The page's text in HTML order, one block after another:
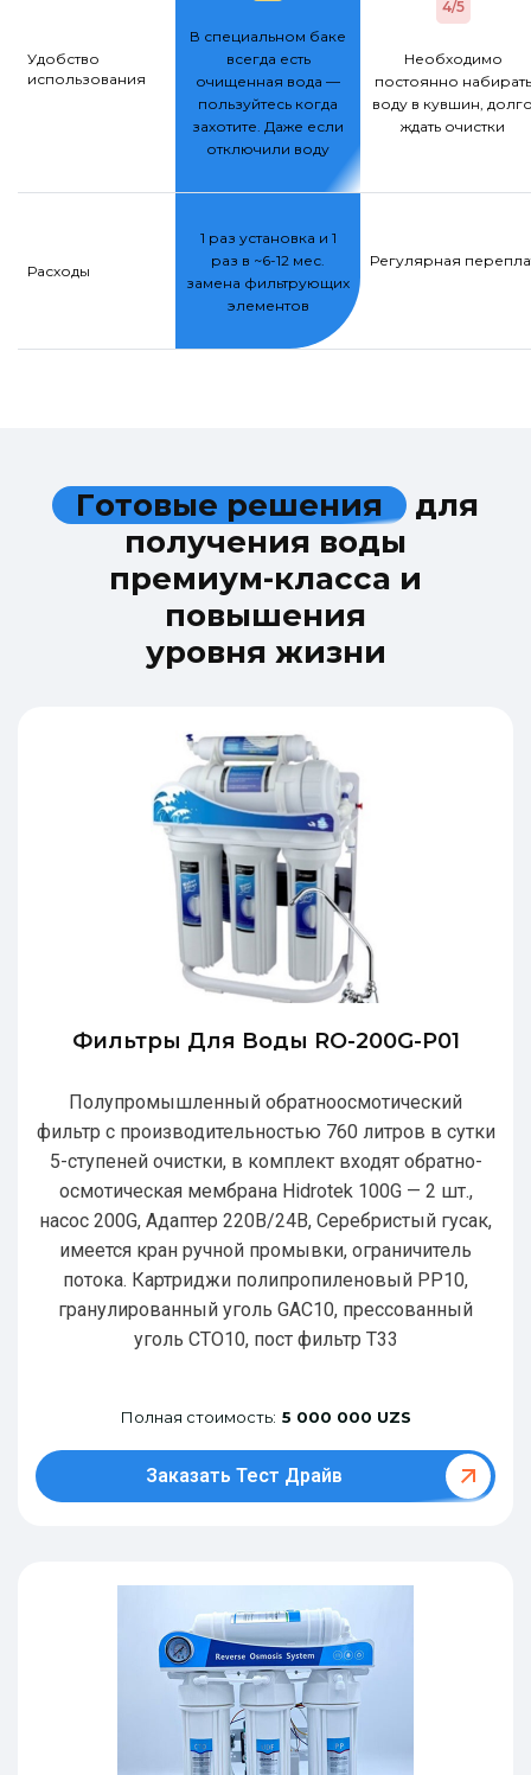
Удобство
использования
В специальном баке
всегда есть
очищенная вода —
пользуйтесь когда
захотите. Даже если
отключили воду
4/5
Необходимо
постоянно набирать
воду в кувшин,
ждать очистки
Расходы
1 раз установка и 1
раз в ~6-12 мес.
замена фильтрующих
элементов
Регулярная
Готовые решения для
получения воды
премиум-класса и
повышения
уровня жизни
Фильтры Для Воды RO-200G-P01
Полупромышленный обратноосмотический
фильтр с производительностью 760 литров в сутки
5-ступеней очистки, в комплект входят обратно-
осмотическая мембрана Hidrotek 100G — 2 шт.,
насос 200G, Адаптер 220В/24В, Серебристый гусак,
имеется кран ручной промывки, ограничитель
потока. Картриджи полипропиленовый РР10,
гранулированный уголь GAC10, прессованный
уголь CTO10, пост фильтр T33
Полная стоимость: 5 000 000 UZS
Заказать Тест Драйв